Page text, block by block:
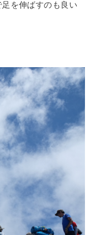
を伸ばすのも良い